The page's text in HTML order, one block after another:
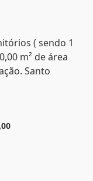
( sendo 1
m² de área
Santo